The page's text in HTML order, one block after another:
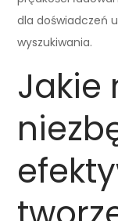
dla doświadczeń
wyszukiwania.
Jakie